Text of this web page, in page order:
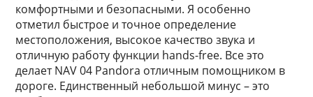
комфортными и безопасными. Я особенно
отметил быстрое и точное определение
местоположения, высокое качество звука и
отличную работу функции hands-free. Все это
делает NAV 04 Pandora отличным помощником в
дороге. Единственный небольшой минус – это